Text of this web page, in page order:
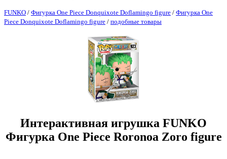
FUNKO / Фигурка One Piece Donquixote Doflamingo figure / Фигурка One
Piece Donquixote Doflamingo figure / подобные товары
Интерактивная игрушка FUNKO
Фигурка One Piece Roronoa Zoro figure